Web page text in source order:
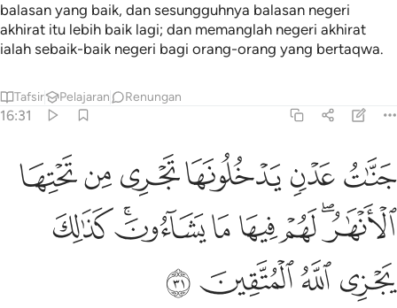
balasan yang baik, dan sesungguhnya balasan negeri
akhirat itu lebih baik lagi; dan memanglah negeri akhirat
ialah sebaik-baik negeri bagi orang-orang yang bertaqwa.
Tafsir Pelajaran Renungan
16:31
جنات عدن يدخلونها تجري من تحتها الانهار لهم فيها ما يشاءون كذالك
جَنَّـٰتُ عَدْنٍۢ يَدْخُلُونَهَا تَجْرِى مِن تَحْتِهَا ٱلْأَنْهَـٰرُ ۖ لَهُمْ فِيهَا
ﲓﲔﲕﲖﲗﲘ
ﲙﲚﲛﲜﲝﲞﲟﲠ
ﲡﲢﲣﲤ